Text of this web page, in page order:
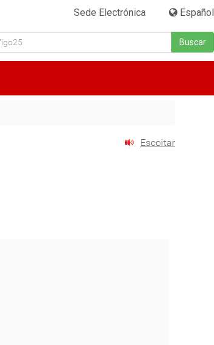
Sede Electrónica Español
Buscar
Escoitar